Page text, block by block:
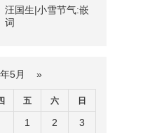
汪国生|小雪节气:嵌
词
5月 »
五 六 日
1 2
3